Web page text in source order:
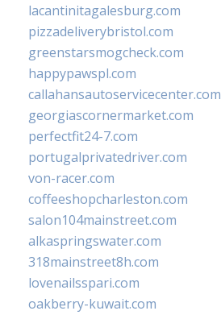
lacantinitagalesburg.com
pizzadeliverybristol.com
greenstarsmogcheck.com
happypawspl.com
callahansautoservicecenter.com
georgiascornermarket.com
perfectfit24-7.com
portugalprivatedriver.com
von-racer.com
coffeeshopcharleston.com
salon104mainstreet.com
alkaspringswater.com
318mainstreet8h.com
lovenailsspari.com
oakberry-kuwait.com